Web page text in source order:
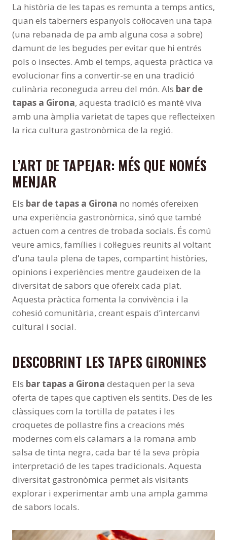
La història de les tapas es remunta a temps antics,
quan els taberners espanyols col·locaven una tapa
(una rebanada de pa amb alguna cosa a sobre)
damunt de les begudes per evitar que hi entrés
pols o insectes. Amb el temps, aquesta pràctica va
evolucionar fins a convertir-se en una tradició
culinària reconeguda arreu del món. Als bar de
tapas a Girona, aquesta tradició es manté viva
amb una àmplia varietat de tapes que reflecteixen
la rica cultura gastronòmica de la regió.
L’ART DE TAPEJAR: MÉS QUE NOMÉS
MENJAR
Els bar de tapas a Girona no només ofereixen
una experiència gastronòmica, sinó que també
actuen com a centres de trobada socials. És comú
veure amics, famílies i col·legues reunits al voltant
d’una taula plena de tapes, compartint històries,
opinions i experiències mentre gaudeixen de la
diversitat de sabors que ofereix cada plat.
Aquesta pràctica fomenta la convivència i la
cohesió comunitària, creant espais d’intercanvi
cultural i social.
DESCOBRINT LES TAPES GIRONINES
Els bar tapas a Girona destaquen per la seva
oferta de tapes que captiven els sentits. Des de les
clàssiques com la tortilla de patates i les
croquetes de pollastre fins a creacions més
modernes com els calamars a la romana amb
salsa de tinta negra, cada bar té la seva pròpia
interpretació de les tapes tradicionals. Aquesta
diversitat gastronòmica permet als visitants
explorar i experimentar amb una ampla gamma
de sabors locals.